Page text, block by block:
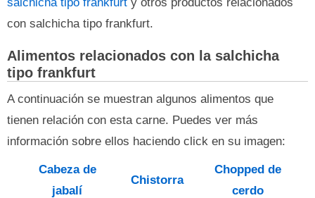
con salchicha tipo frankfurt.
Alimentos relacionados con la salchicha
tipo frankfurt
A continuación se muestran algunos alimentos que
tienen relación con esta carne. Puedes ver más
información sobre ellos haciendo click en su imagen:
Cabeza de
jabalí
Chistorra
Chopped de
cerdo